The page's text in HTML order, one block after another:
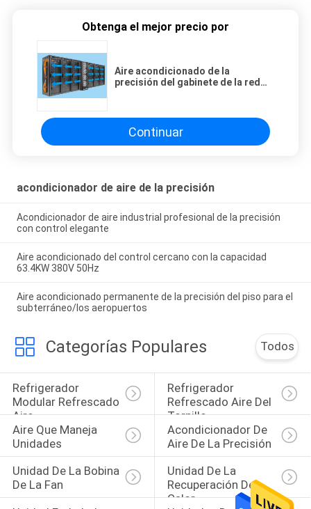
Obtenga el mejor precio por
Aire acondicionado de la
precisión del gabinete de la red
Continuar
acondicionador de aire de la precisión
Acondicionador de aire industrial profesional de la precisión
con control elegante
Aire acondicionado del control cercano con la capacidad
63.4KW 380V 50Hz
Aire acondicionado permanente de la precisión del piso para el
subterráneo/los aeropuertos
Categorías Populares Todos
Refrigerador
Modular Refrescado
Aire
Refrigerador
Refrescado Aire Del
Tornillo
Aire Que Maneja
Unidades
Acondicionador De
Aire De La Precisión
Unidad De La Bobina
De La Fan
Unidad De La
Recuperación De
Calor